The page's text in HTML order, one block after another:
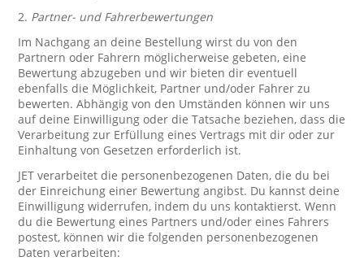
2. Partner- und Fahrerbewertungen
Im Nachgang an deine Bestellung wirst du von den
Partnern oder Fahrern möglicherweise gebeten, eine
Bewertung abzugeben und wir bieten dir eventuell
ebenfalls die Möglichkeit, Partner und/oder Fahrer zu
bewerten. Abhängig von den Umständen können wir uns
auf deine Einwilligung oder die Tatsache beziehen, dass die
Verarbeitung zur Erfüllung eines Vertrags mit dir oder zur
Einhaltung von Gesetzen erforderlich ist.
JET verarbeitet die personenbezogenen Daten, die du bei
der Einreichung einer Bewertung angibst. Du kannst deine
Einwilligung widerrufen, indem du uns kontaktierst. Wenn
du die Bewertung eines Partners und/oder eines Fahrers
postest, können wir die folgenden personenbezogenen
Daten verarbeiten: